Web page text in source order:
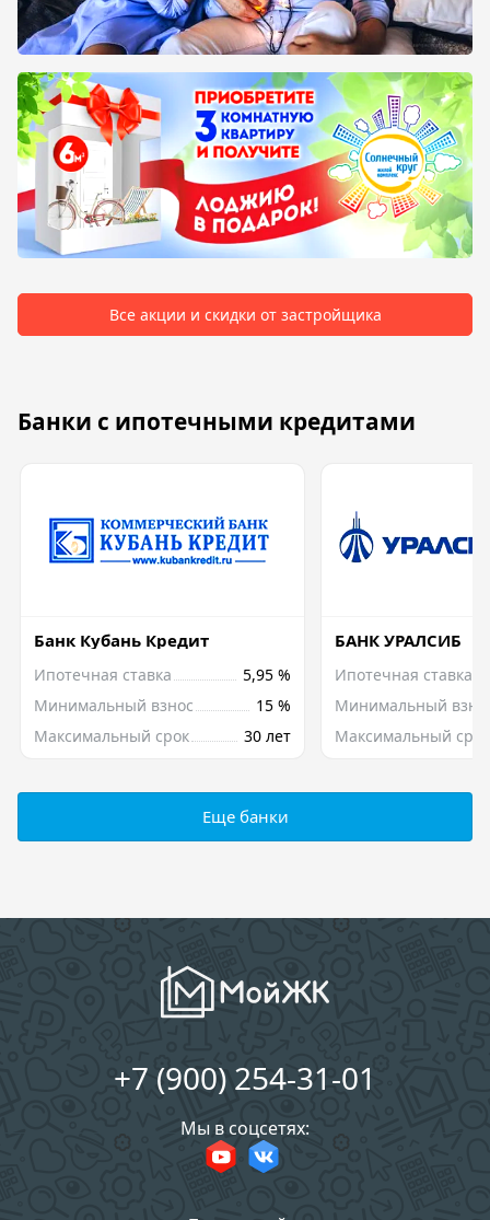
Все акции и скидки от застройщика
Банки с ипотечными кредитами
Банк Кубань Кредит
Ипотечная ставка
5,95 %
Минимальный взнос
15 %
Максимальный срок
30 лет
БАНК УРАЛСИБ
Ипотечная ставка
Минимальный
Максимальный срок
Еще банки
+7 (900) 254-31-01
Мы в соцсетях: